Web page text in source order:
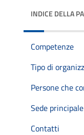
INDICE DELLA
Competenze
Tipo di
Persone che
Sede principale
Contatti